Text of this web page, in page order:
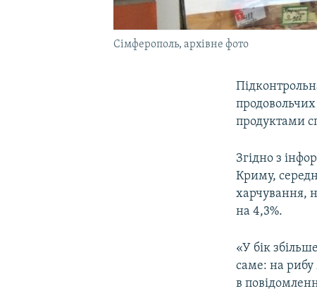
Сімферополь, архівне фото
продуктами
Згідно з
Криму,
харчування,
на 4,3%.
«У бік
саме: на рибу
в